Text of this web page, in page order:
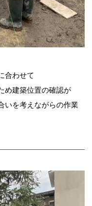
合わせて
め建築位置の確認が
いを考えながらの作業